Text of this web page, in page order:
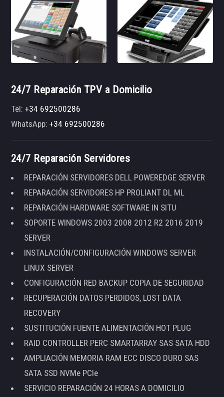
24/7 Reparación TPV a Domicilio
Tel:+34 692500286
WhatsApp:+34 692500286
24/7 Reparación Servidores
REPARACIÓN SERVIDORES DELL POWEREDGE SERVER
REPARACIÓN SERVIDORES HP PROLIANT DL ML
REPARACIÓN HARDWARE SOFTWARE IN SITU
SOPORTE WINDOWS 2003 2008 2012 R2 2016 2019
SERVER
INSTALACIÓN/CONFIGURACIÓN WINDOWS SERVER
LINUX SERVER
CONFIGURACIÓN RED BACKUP COPIA DE SEGURIDAD
RECUPERACIÓN DATOS PERDIDOS, LOST DATA
RECOVERY
SUSTITUCIÓN FUENTE ALIMENTACIÓN HOT PLUG
RAID CONTROLLER PERC SMARTARRAY SAS SATA HDD
AMPLIACIÓN MEMORIA RAM ECC DISCO DURO SAS
SATA SSD NVMe PCIe
SERVICIO REPARACIÓN 24 HORAS A DOMICILIO